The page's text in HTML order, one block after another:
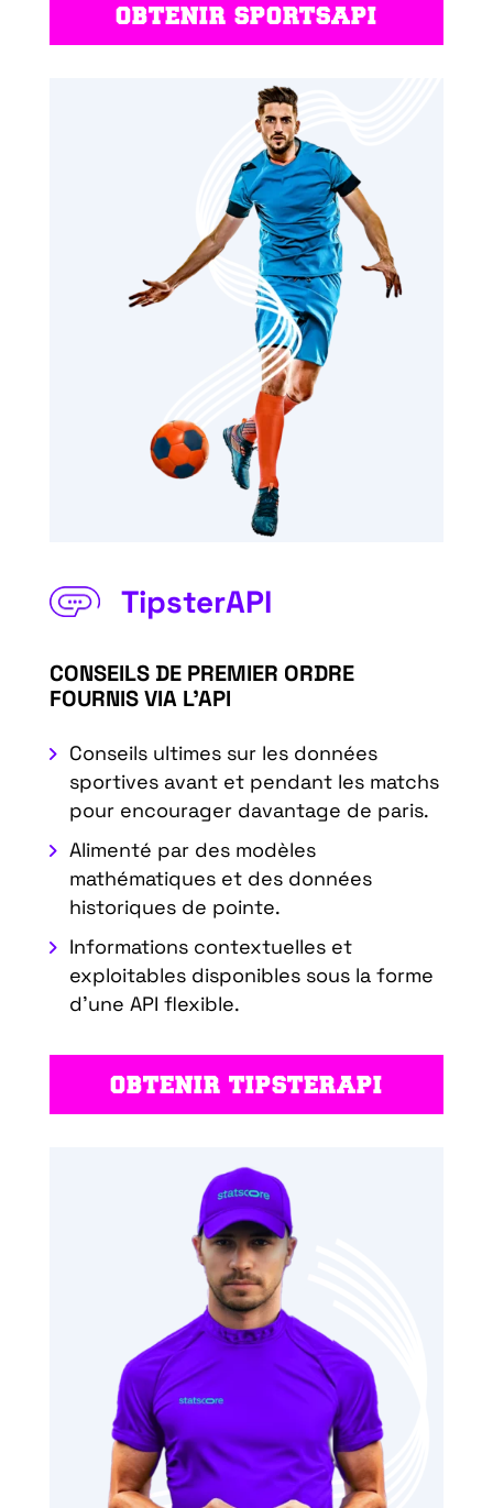
OBTENIR SPORTSAPI
TipsterAPI
CONSEILS DE PREMIER ORDRE
FOURNIS VIA L'API
Conseils ultimes sur les données
sportives avant et pendant les matchs
pour encourager davantage de paris.
Alimenté par des modèles
mathématiques et des données
historiques de pointe.
Informations contextuelles et
exploitables disponibles sous la forme
d'une API flexible.
OBTENIR TIPSTERAPI